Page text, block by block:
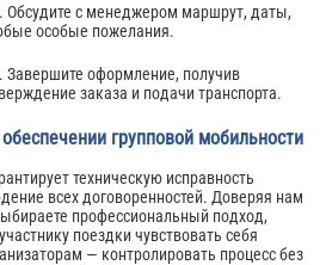
Обсудите с менеджером маршрут, даты,
особые пожелания.
оформление, получив
заказа и подачи транспорта.
групповой мобильности
техническую исправность
всех договоренностей. Доверяя нам
профессиональный подход,
поездки чувствовать себя
— контролировать процесс без